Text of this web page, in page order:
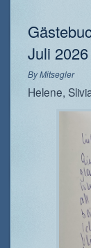
Juli 2026
ByMitsegler
Helene,